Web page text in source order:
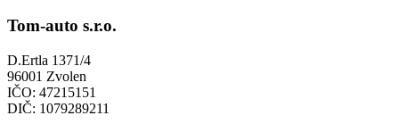
Tom-auto s.r.o.
D.Ertla 1371/4
96001 Zvolen
IČO: 47215151
DIČ: 1079289211